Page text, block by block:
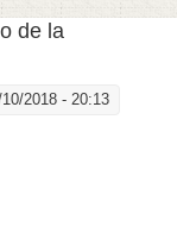
de la
2018 - 20:13